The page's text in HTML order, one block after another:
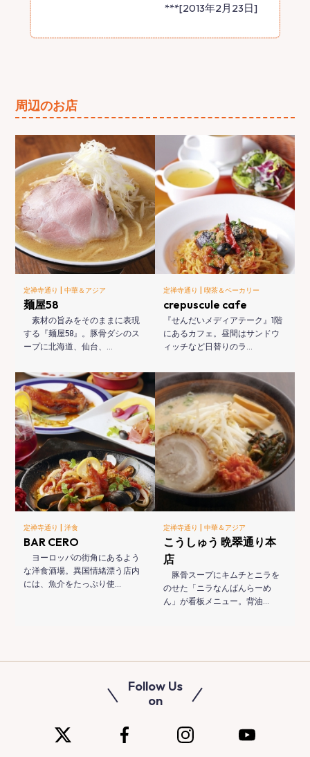
***[2013年2月23日]
周辺のお店
定禅寺通り |中華＆アジア
麺屋58
素材の旨みをそのままに表現
する『麺屋58』。豚骨ダシのス
ープに北海道、仙台、…
定禅寺通り | 喫茶＆ベーカリー
crepuscule cafe
『せんだいメディアテーク』1階
にあるカフェ。昼間はサンドウ
ィッチなど日替りのラ…
定禅寺通り |洋食
BAR CERO
ヨーロッパの街角にあるよう
な洋食酒場。異国情緒漂う店内
には、魚介をたっぷり使…
定禅寺通り | 中華＆アジア
こうしゅう 晩翠通り本
店
豚骨スープにキムチとニラを
のせた「ニラなんばんらーめ
ん」が看板メニュー。背油…
Follow Us
on